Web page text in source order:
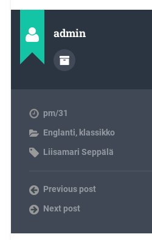
admin
pm/31
Englanti, klassikko
Liisamari Seppälä
Previous post
Next post